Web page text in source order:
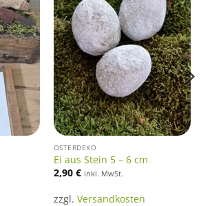
OSTERDEKO
Ei aus Stein 5 – 6 cm
2,90 € inkl. MwSt.
zzgl. Versandkosten